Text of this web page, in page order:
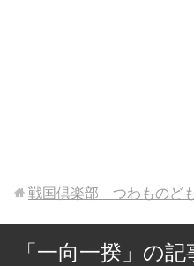
戦国倶楽部 つわものど
「一向一揆」の記